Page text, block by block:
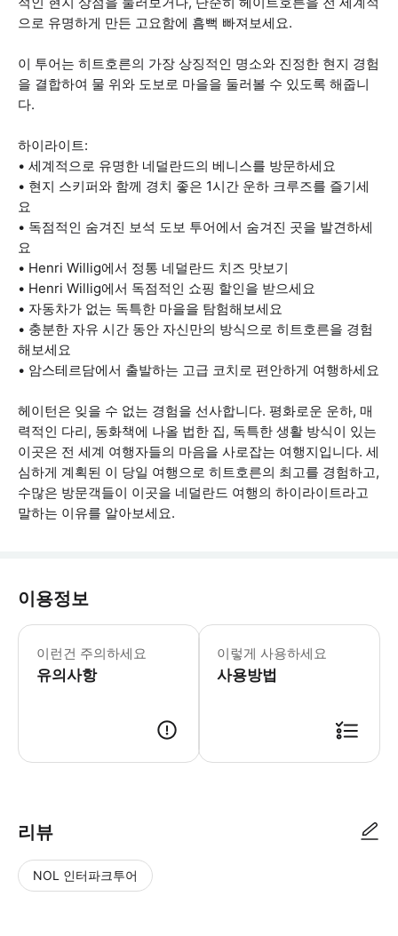
으로 유명하게 만든 고요함에 흠뻑 빠져보세요.
이 투어는 히트호른의 가장 상징적인 명소와 진정한 현지 경험
을 결합하여 물 위와 도보로 마을을 둘러볼 수 있도록 해줍니
다.
하이라이트:
• 세계적으로 유명한 네덜란드의 베니스를 방문하세요
• 현지 스키퍼와 함께 경치 좋은 1시간 운하 크루즈를 즐기세
요
• 독점적인 숨겨진 보석 도보 투어에서 숨겨진 곳을 발견하세
요
• Henri Willig에서 정통 네덜란드 치즈 맛보기
• Henri Willig에서 독점적인 쇼핑 할인을 받으세요
• 자동차가 없는 독특한 마을을 탐험해보세요
• 충분한 자유 시간 동안 자신만의 방식으로 히트호른을 경험
해보세요
• 암스테르담에서 출발하는 고급 코치로 편안하게 여행하세요
헤이턴은 잊을 수 없는 경험을 선사합니다. 평화로운 운하, 매
력적인 다리, 동화책에 나올 법한 집, 독특한 생활 방식이 있는
이곳은 전 세계 여행자들의 마음을 사로잡는 여행지입니다. 세
심하게 계획된 이 당일 여행으로 히트호른의 최고를 경험하고,
수많은 방문객들이 이곳을 네덜란드 여행의 하이라이트라고
말하는 이유를 알아보세요.
이용정보
이런건 주의하세요
유의사항
일정 10:00: 암스테르담 오버후크스
이렇게 사용하세요
사용방법
리뷰
NOL 인터파크투어